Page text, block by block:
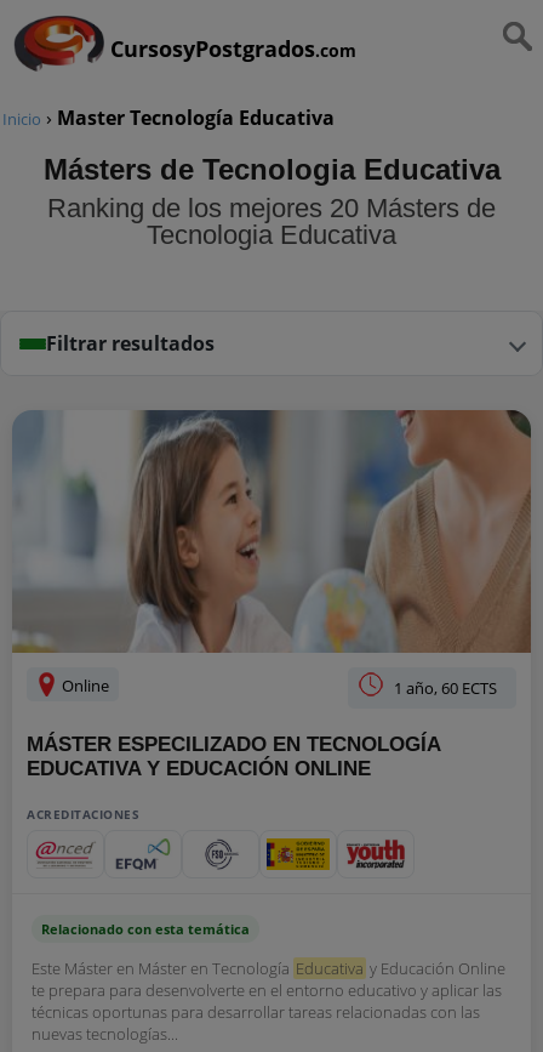
CursosyPostgrados.com
Inicio › Master Tecnología Educativa
Másters de Tecnologia Educativa
Ranking de los mejores 20 Másters de
Tecnologia Educativa
Filtrar resultados
Online 1 año, 60 ECTS
MÁSTER ESPECILIZADO EN TECNOLOGÍA
EDUCATIVA Y EDUCACIÓN ONLINE
ACREDITACIONES
Relacionado con esta temática
Este Máster en Máster en Tecnología Educativa y Educación Online
te prepara para desenvolverte en el entorno educativo y aplicar las
técnicas oportunas para desarrollar tareas relacionadas con las
nuevas tecnologías...